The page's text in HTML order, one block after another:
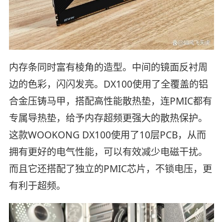
内存条同时富有棱角的造型。中间的镜面反衬周
边的色彩，闪闪发亮。DX100使用了全覆盖的铝
合金压铸马甲，搭配高性能散热垫，连PMIC都有
专属导热垫，给予内存超频更强大的散热保护。
这款WOOKONG DX100使用了10层PCB，从而
拥有更好的电气性能，可以有效减少电磁干扰。
而且它还搭配了独立的PMIC芯片，不锁电压，更
有利于超频。